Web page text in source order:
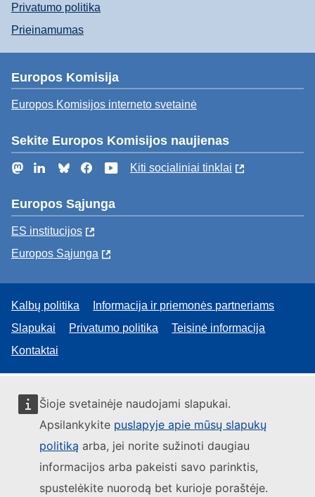
Šioje svetainėje naudojami slapukai.
Apsilankykite puslapyje apie mūsų slapukų
politiką arba, jei norite sužinoti daugiau
informacijos arba pakeisti savo parinktis,
spustelėkite nuorodą bet kurioje poraštėje.
Privatumo politika
Prieinamumas
Europos Komisija
Europos Komisijos interneto svetainė
Sekite Europos Komisijos naujienas
MastodonLinkedInBlueskyFacebookYouTube
Kiti socialiniai tinklai
Europos Sąjunga
ES institucijоs
Europos Sąjunga
Kalbų politika
Informacija ir priemonės partneriams
Slapukai
Privatumo politika
Teisinė informacija
Kontaktai